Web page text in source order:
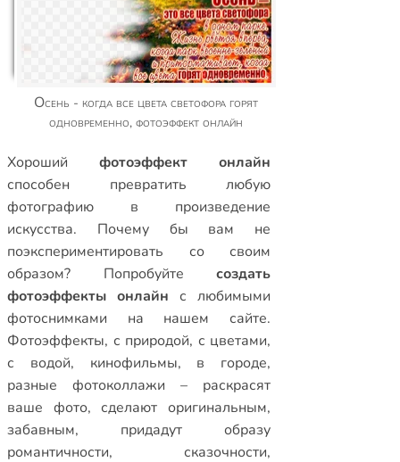
Осень - когда все цвета светофора горят
одновременно, фотоэффект онлайн
Xорошийфотоэффект онлайн
способен превратить любую
фотографию в произведение
искусства. Почему бы вам не
поэкспериментировать со своим
образом? Попробуйтесоздать
фотоэффекты онлайн с любимыми
фотоснимками на нашем сайте.
Фотоэффекты, с природой, с цветами,
с водой, кинофильмы, в городе,
разные фотоколлажи – раскрасят
ваше фото, сделают оригинальным,
забавным, придадут образу
романтичности, сказочности,